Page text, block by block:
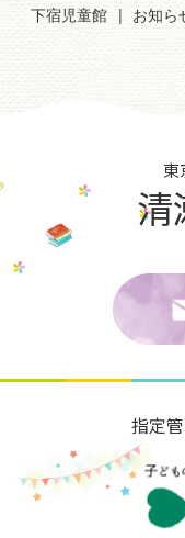
下宿児童館
お知ら
東
清
指定